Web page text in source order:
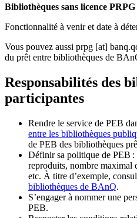
Bibliothèques sans licence PRPG
Fonctionnalité à venir et date à
Vous pouvez aussi prpg [at]
du prêt entre bibliothèques de
Responsabilités des
participantes
Rendre le service de PEB
entre les bibliothèques
de PEB des bibliothèques
Définir sa politique de PEB :
reproduits, nombre maximal
etc. À titre d’exemple,
bibliothèques de BAnQ.
S’engager à nommer une
PEB.